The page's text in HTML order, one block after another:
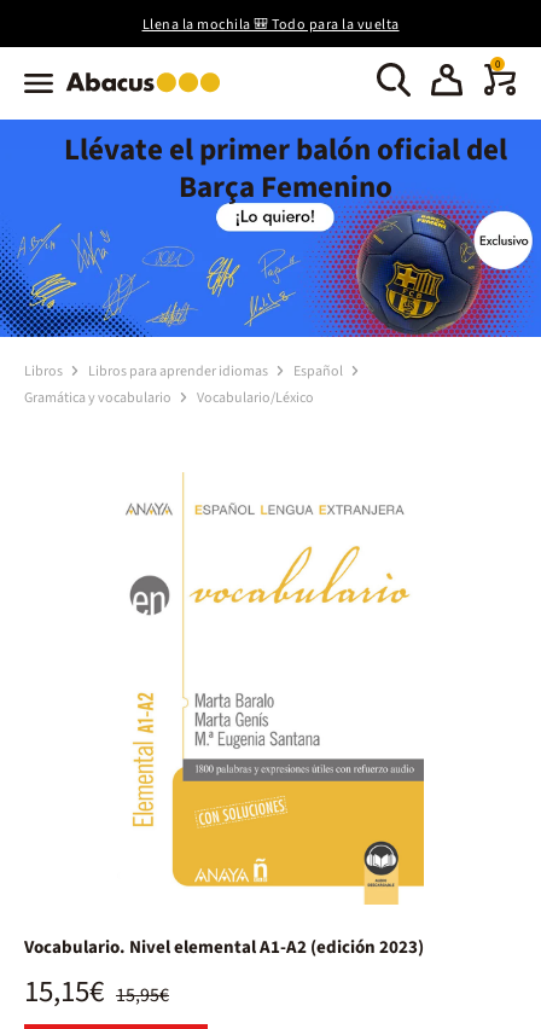
Llena la mochila 🎒 Todo para la vuelta
0
Llévate el primer balón oficial del
Barça Femenino
Libros Libros para aprender idiomas
Español
Gramática y vocabulario
Vocabulario/Léxico
Vocabulario. Nivel elemental A1-A2 (edición 2023)
15,95€
15,15€